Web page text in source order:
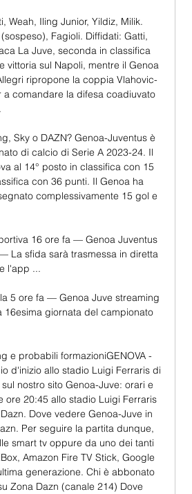
Weah, Iling Junior, Yildiz, Milik.
Fagioli. Diffidati: Gatti,
La Juve, seconda in classifica
vittoria sul Napoli, mentre il Genoa
ripropone la coppia Vlahovic-
a comandare la difesa coadiuvato
Sky o DAZN? Genoa-Juventus è
di calcio di Serie A 2023-24. Il
al 14° posto in classifica con 15
con 36 punti. Il Genoa ha
complessivamente 15 gol e
16 ore fa — Genoa Juventus
La sfida sarà trasmessa in diretta
l'app ...
5 ore fa — Genoa Juve streaming
16esima giornata del campionato
e probabili formazioniGENOVA -
d'inizio allo stadio Luigi Ferraris di
nostro sito Genoa-Juve: orari e
ore 20:45 allo stadio Luigi Ferraris
Dove vedere Genoa-Juve in
Per seguire la partita dunque,
smart tv oppure da uno dei tanti
Amazon Fire TV Stick, Google
generazione. Chi è abbonato
Zona Dazn (canale 214) Dove